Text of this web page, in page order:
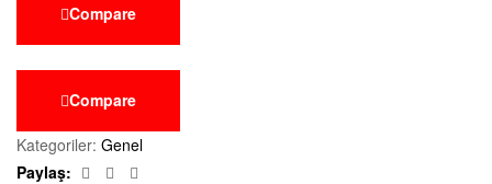
Compare
Compare
Kategoriler: Genel
Paylaş:
Facebook
Twitter